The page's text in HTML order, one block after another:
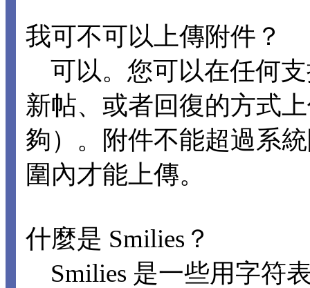
我可不可以上傳附件？
可以。您可以在任何
新帖、或者回復的方式
夠）。附件不能超過系
圍內才能上傳。
什麼是 Smilies？
Smilies 是一些用字符